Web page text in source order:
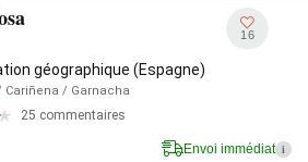
géographique (Espagne)
Cariñena / Garnacha
25 commentaires
16
Envoi immédiat i